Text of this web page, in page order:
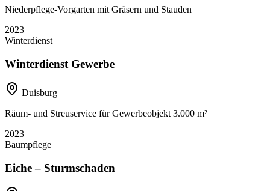
Niederpflege-Vorgarten mit Gräsern und Stauden
2023
Winterdienst
Winterdienst Gewerbe
Duisburg
Räum- und Streuservice für Gewerbeobjekt 3.000 m²
2023
Baumpflege
Eiche – Sturmschaden